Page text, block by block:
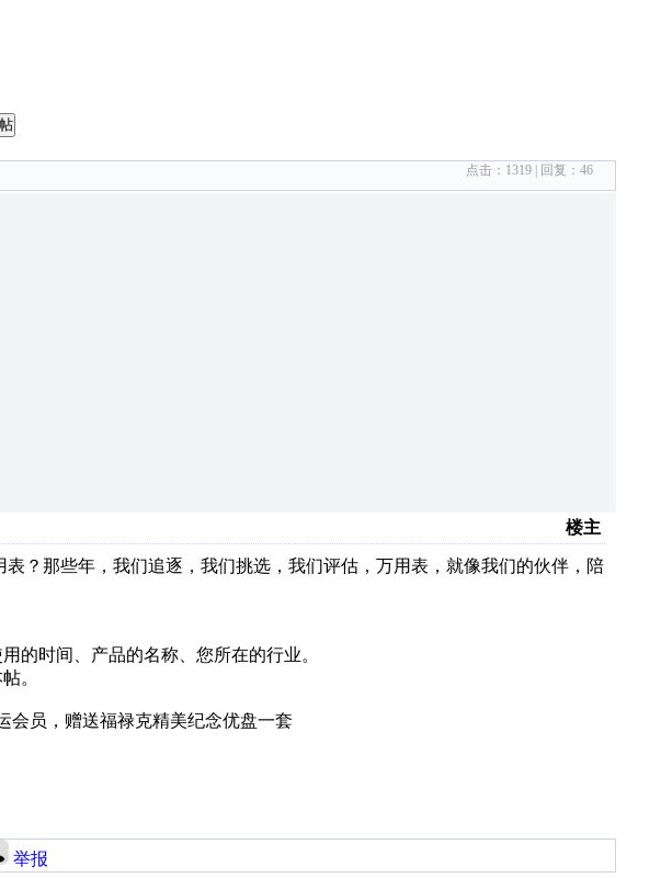
点击： 1319 | 回复： 46
楼主
？那些年，我们追逐，我们挑选，我们评估，万用表，就像我们的伙伴，陪
的时间、产品的名称、您所在的行业。
。
会员，赠送福禄克精美纪念优盘一套
举报